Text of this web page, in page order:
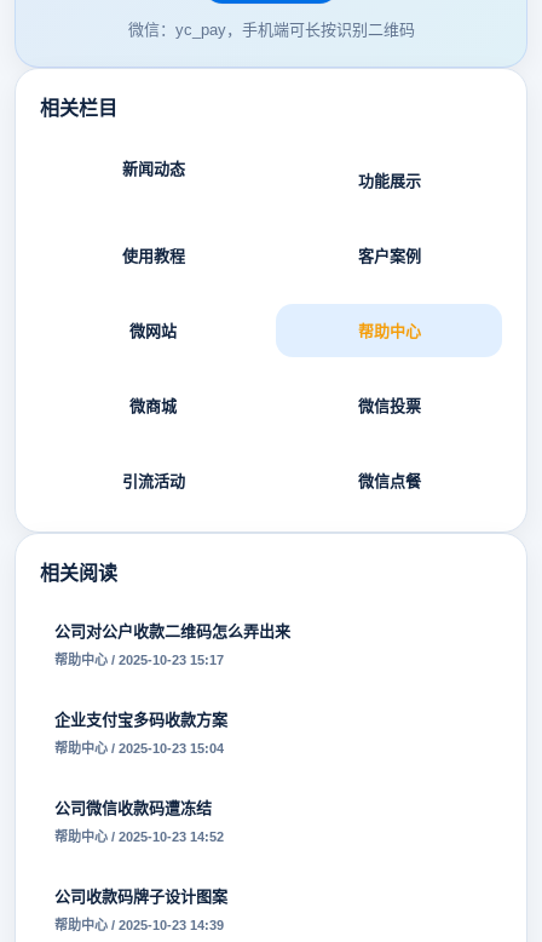
微信：yc_pay，手机端可长按识别二维码
相关栏目
新闻动态
功能展示
使用教程 客户案例
微网站 帮助中心
微商城 微信投票
引流活动 微信点餐
相关阅读
公司对公户收款二维码怎么弄出来
帮助中心 / 2025-10-23 15:17
企业支付宝多码收款方案
帮助中心 / 2025-10-23 15:04
公司微信收款码遭冻结
帮助中心 / 2025-10-23 14:52
公司收款码牌子设计图案
帮助中心 / 2025-10-23 14:39